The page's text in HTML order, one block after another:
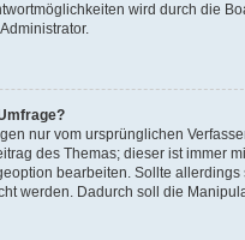
wird durch die
nur vom ursprünglichen
des Themas; dieser ist immer
bearbeiten. Sollte
werden. Dadurch soll die